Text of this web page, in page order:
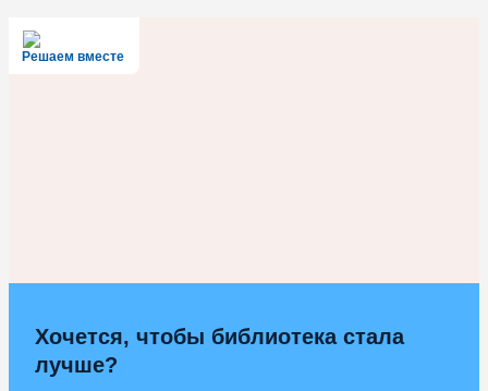
Решаем вместе
Хочется, чтобы библиотека стала
лучше?